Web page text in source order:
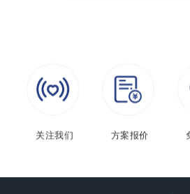
关注我们 方案报价